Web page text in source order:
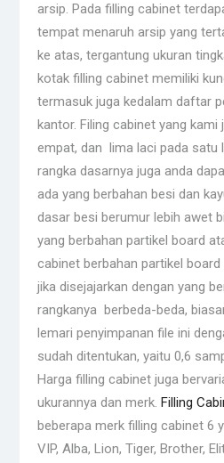
arsip. Pada filling cabinet
tempat menaruh arsip yang
ke atas, tergantung ukuran
kotak filling cabinet memiliki
termasuk juga kedalam daftar
kantor. Filing cabinet yang kami
empat, dan lima laci pada satu
rangka dasarnya juga anda
ada yang berbahan besi dan
dasar besi berumur lebih awet
yang berbahan partikel board
cabinet berbahan partikel
jika disejajarkan dengan yang
rangkanya berbeda-beda,
lemari penyimpanan file ini
sudah ditentukan, yaitu 0,6
Harga filling cabinet juga
ukurannya dan merk. Filling
beberapa merk filling cabinet 6
VIP, Alba, Lion, Tiger, Brother,